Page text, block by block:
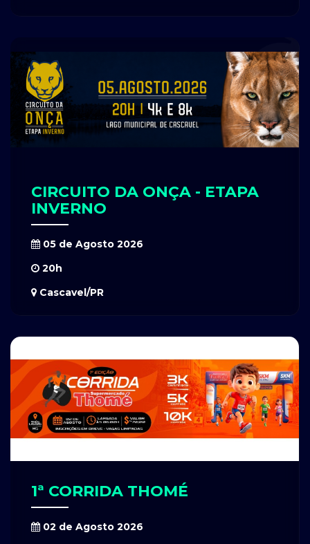
CIRCUITO DA ONÇA - ETAPA
INVERNO
05 de Agosto 2026
20h
Cascavel/PR
1ª CORRIDA THOMÉ
02 de Agosto 2026